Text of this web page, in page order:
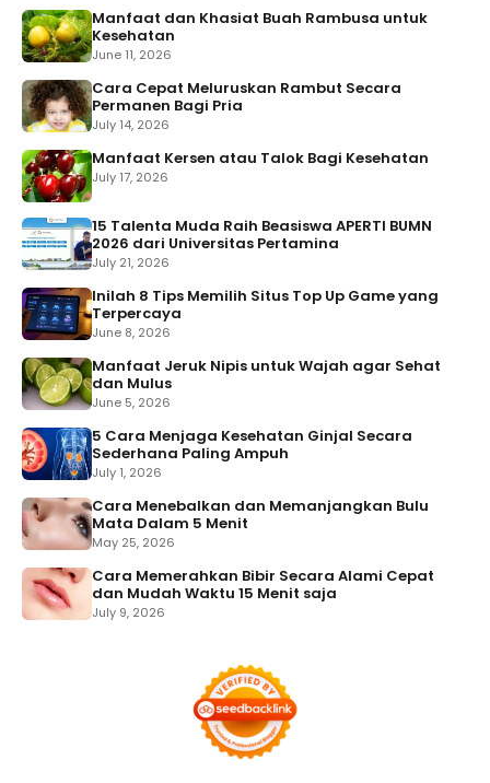
Manfaat dan Khasiat Buah Rambusa untuk
Kesehatan
June 11, 2026
Cara Cepat Meluruskan Rambut Secara
Permanen Bagi Pria
July 14, 2026
Manfaat Kersen atau Talok Bagi Kesehatan
July 17, 2026
15 Talenta Muda Raih Beasiswa APERTI BUMN
2026 dari Universitas Pertamina
July 21, 2026
Inilah 8 Tips Memilih Situs Top Up Game yang
Terpercaya
June 8, 2026
Manfaat Jeruk Nipis untuk Wajah agar Sehat
dan Mulus
June 5, 2026
5 Cara Menjaga Kesehatan Ginjal Secara
Sederhana Paling Ampuh
July 1, 2026
Cara Menebalkan dan Memanjangkan Bulu
Mata Dalam 5 Menit
May 25, 2026
Cara Memerahkan Bibir Secara Alami Cepat
dan Mudah Waktu 15 Menit saja
July 9, 2026